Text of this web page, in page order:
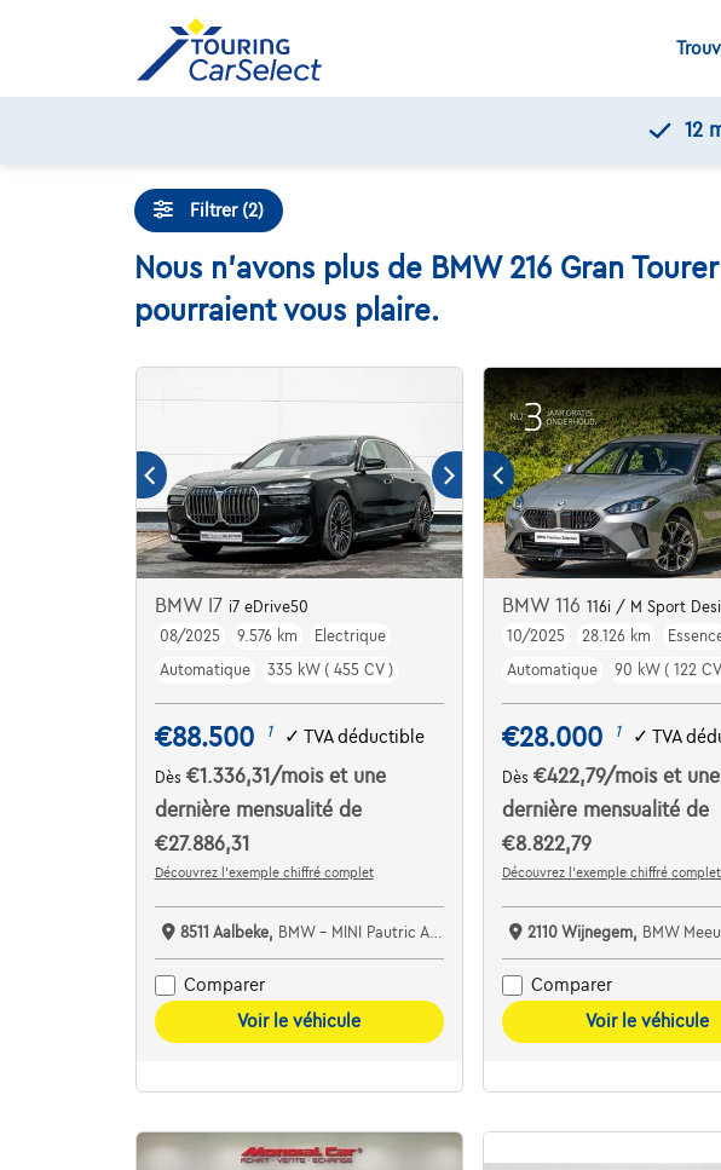
12
Filtrer (2)
Nous n'avons plus de BMW 216 Gran
pourraient vous plaire.
BMW I7 i7 eDrive50
08/2025
9.576 km
Electrique
Automatique
335 kW ( 455 CV )
€88.500 1 ✓ TVA déductible
Dès €1.336,31 /mois et une
dernière mensualité de
€27.886,31
Découvrez l’exemple chiffré complet
8511 Aalbeke, BMW - MINI Pautric Aalbeke
Comparer
Voir le véhicule
BMW 116116i / M Sport
10/2025
28.126 km
Automatique
90 kW ( 122
€28.000 1 ✓TVA
Dès€422,79/moiset une
dernière mensualité de
€8.822,79
Découvrez l’exemple chiffré complet
2110 Wijnegem, BMW
Comparer
Voir le véhicule